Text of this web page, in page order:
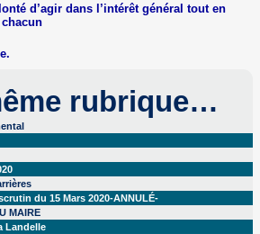
d’agir dans l’intérêt général tout en
chacun
rubrique…
du 15 Mars 2020-ANNULÉ-
MAIRE
Landelle